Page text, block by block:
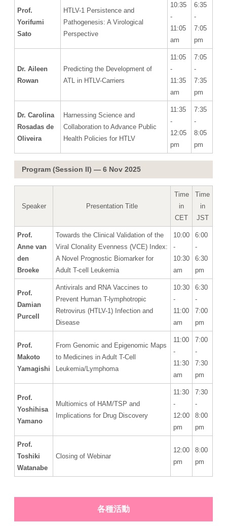
Prof.
Yorifumi
Sato
HTLV-1 Persistence and
Pathogenesis: A Virological
Perspective
10:35
-
11:05
am
6:35
-
7:05
pm
Dr. Aileen
Rowan
Predicting the Development of
ATL in HTLV-Carriers
11:05
-
11:35
am
7:05
-
7:35
pm
Dr. Carolina
Rosadas de
Oliveira
Harnessing Science and
Collaboration to Advance Public
Health Policies for HTLV
11:35
-
12:05
pm
7:35
-
8:05
pm
Program (Session II) — 6 Nov 2025
Speaker Presentation Title
Time
in
CET
Time
in
JST
Prof.
Anne van
den
Broeke
Towards the Clinical Validation of the
Viral Clonality Evenness (VCE) Index:
A Novel Prognostic Biomarker for
Adult T-cell Leukemia
10:00
-
10:30
am
6:00
-
6:30
pm
Prof.
Damian
Purcell
Antivirals and RNA Vaccines to
Prevent Human T-lymphotropic
Retrovirus (HTLV-1) Infection and
Disease
10:30
-
11:00
am
6:30
-
7:00
pm
Prof.
Makoto
Yamagishi
From Genomic and Epigenomic Maps
to Medicines in Adult T-Cell
Leukemia/Lymphoma
11:00
-
11:30
am
7:00
-
7:30
pm
Prof.
Yoshihisa
Yamano
Multiomics of HAM/TSP and
Implications for Drug Discovery
11:30
-
12:00
pm
7:30
-
8:00
pm
Prof.
Toshiki
Watanabe
Closing of Webinar
12:00
pm
8:00
pm
各種活動